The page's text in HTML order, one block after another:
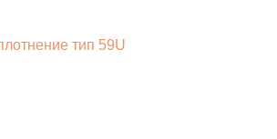
тип 59U